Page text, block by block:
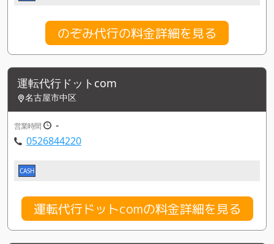
のぞみ代行の料金詳細を見る
運転代行ドットcom
名古屋市中区
営業時間
-
0526844220
CASH
運転代行ドットcomの料金詳細を見る